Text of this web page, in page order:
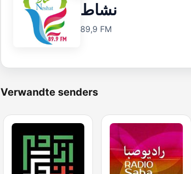
نشاط
89,9 FM
Verwandte senders